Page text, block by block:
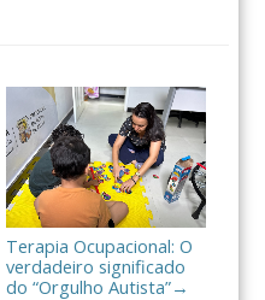
Terapia Ocupacional: O
verdadeiro significado
do “Orgulho Autista”→